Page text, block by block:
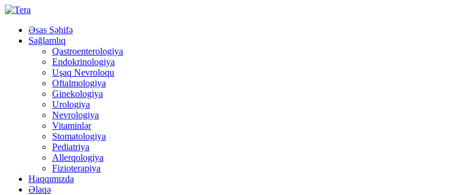
Əsas Səhifə
Sağlamlıq
Qastroenterologiya
Endokrinologiya
Uşaq Nevroloqu
Oftalmologiya
Ginekologiya
Urologiya
Nevrologiya
Vitaminlər
Stomatologiya
Pediatriya
Allerqologiya
Fizioterapiya
Haqqımızda
Əlaqə